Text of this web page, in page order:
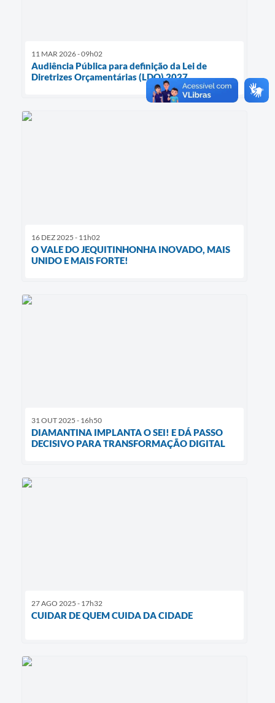
11 MAR 2026 - 09h02
Audiência Pública para definição da Lei de
Diretrizes Orçamentárias (LDO) 2027
16 DEZ 2025 - 11h02
O VALE DO JEQUITINHONHA INOVADO, MAIS
UNIDO E MAIS FORTE!
31 OUT 2025 - 16h50
DIAMANTINA IMPLANTA O SEI! E DÁ PASSO
DECISIVO PARA TRANSFORMAÇÃO DIGITAL
27 AGO 2025 - 17h32
CUIDAR DE QUEM CUIDA DA CIDADE